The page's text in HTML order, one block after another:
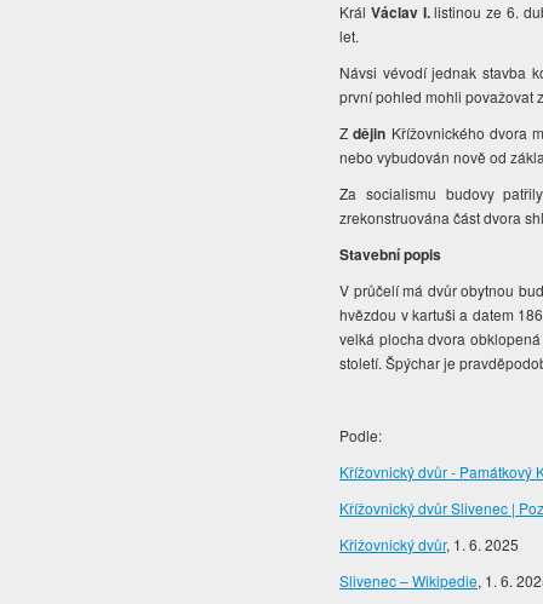
Král Václav I.listinou ze 6.
let.
Návsi vévodí jednak stavba
první pohled mohli považovat
Zdějin Křížovnického dvora
nebo vybudován nově od
Za socialismu budovy
zrekonstruována část dvora
Stavební popis
V průčelí má dvůr obytnou
hvězdou v kartuši a datem
velká plocha dvora
století. Špýchar je
Podle:
Křížovnický dvůr - Památkový
Křížovnický dvůr Slivenec |
Křižovnický dvůr, 1. 6. 2025
Slivenec – Wikipedie, 1. 6.